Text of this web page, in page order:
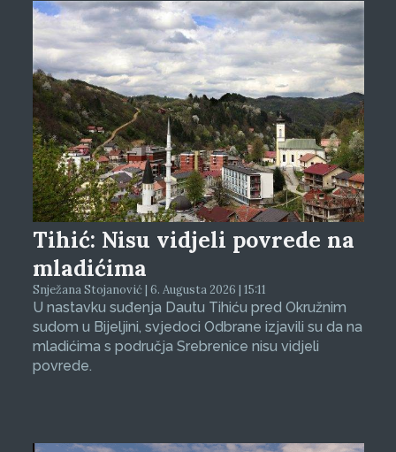
Tihić: Nisu vidjeli povrede na
mladićima
Snježana Stojanović | 6. Augusta 2026 | 15:11
U nastavku suđenja Dautu Tihiću pred Okružnim
sudom u Bijeljini, svjedoci Odbrane izjavili su da na
mladićima s područja Srebrenice nisu vidjeli
povrede.